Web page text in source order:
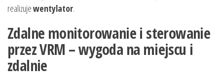
realizujewentylator.
Zdalne monitorowanie i sterowanie
przez VRM – wygoda na miejscu i
zdalnie